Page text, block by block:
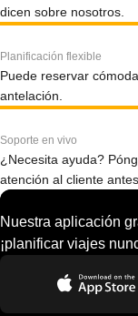
dicen sobre nosotros.
Planificación flexible
Puede reservar
antelación.
Soporte en vivo
¿Necesita ayuda?
atención al cliente
Nuestra aplicación
¡planificar viajes